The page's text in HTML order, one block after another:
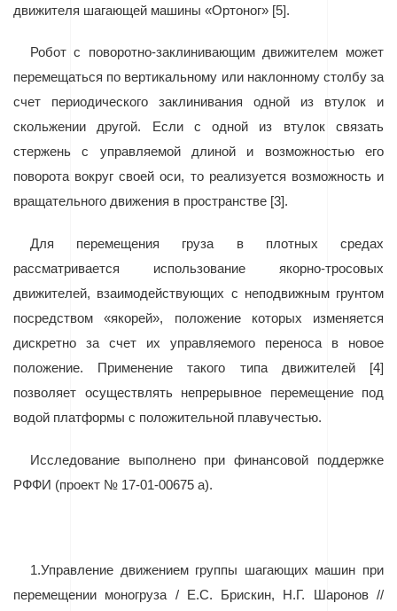
движителя шагающей машины «Ортоног» [5].
Робот c поворотно-заклинивающим движителем может
перемещаться по вертикальному или наклонному столбу за
счет периодического заклинивания одной из втулок и
скольжении другой. Если с одной из втулок связать
стержень с управляемой длиной и возможностью его
поворота вокруг своей оси, то реализуется возможность и
вращательного движения в пространстве [3].
Для перемещения груза в плотных средах
рассматривается использование якорно-тросовых
движителей, взаимодействующих с неподвижным грунтом
посредством «якорей», положение которых изменяется
дискретно за счет их управляемого переноса в новое
положение. Применение такого типа движителей [4]
позволяет осуществлять непрерывное перемещение под
водой платформы с положительной плавучестью.
Исследование выполнено при финансовой поддержке
РФФИ (проект № 17-01-00675 а).
1.Управление движением группы шагающих машин при
перемещении моногруза / Е.С. Брискин, Н.Г. Шаронов //